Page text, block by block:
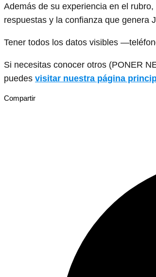
Además de su experiencia en el
respuestas y la confianza que genera
Tener todos los datos visibles
Si necesitas conocer otros (PONER
puedes visitar nuestra página
Compartir